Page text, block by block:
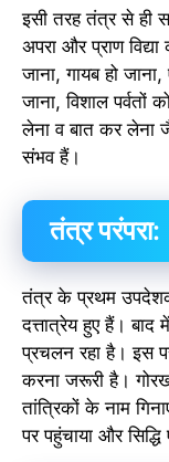
इसी तरह तंत्र से ही
अपरा और प्राण
जाना, गायब हो
जाना, विशाल पर्वतों
लेना व बात कर लेना
संभव हैं।
तंत्र परंपरा:
तंत्र के प्रथम
दत्तात्रेय हुए हैं। बाद
प्रचलन रहा है। इस
करना जरूरी है।
तांत्रिकों के नाम
पर पहुंचाया और